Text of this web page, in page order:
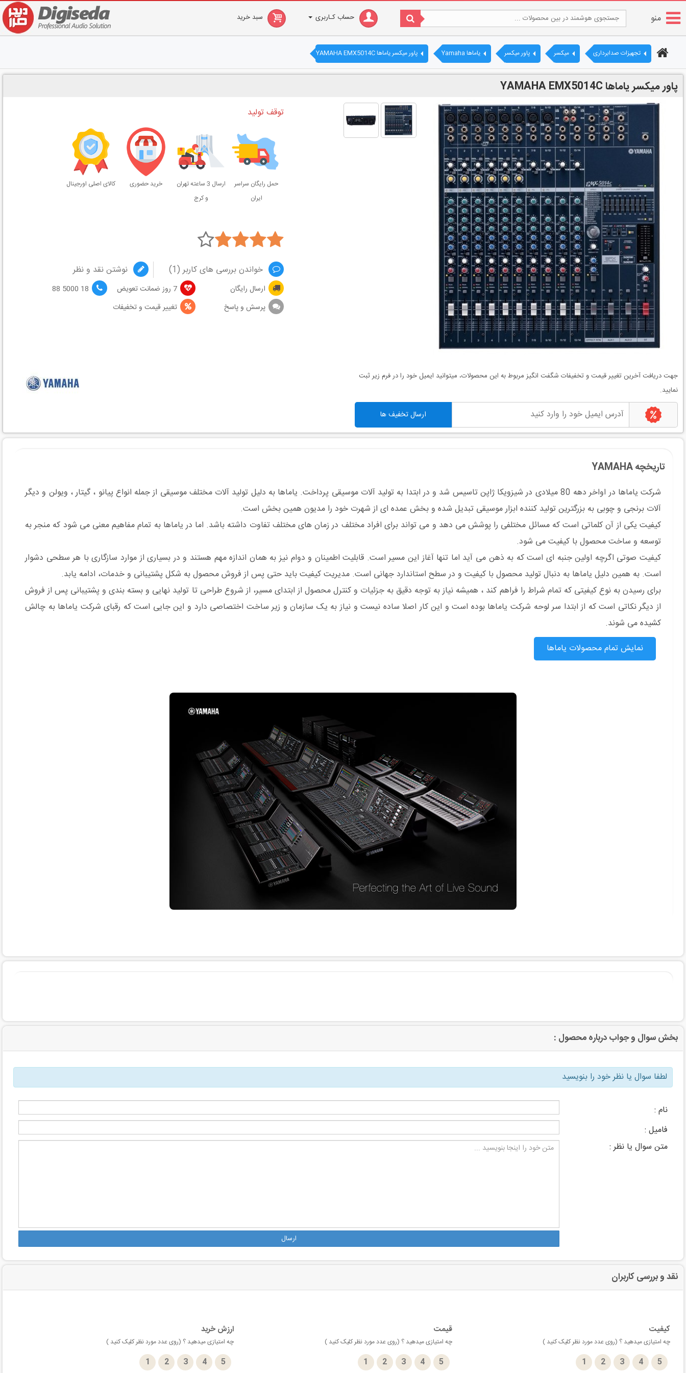
منو حساب کـاربری سبد خرید
تجهیزات صدابرداری میکسر پاور میکسر یاماها Yamaha پاور میکسر یاماها YAMAHA EMX5014C
پاور میکسر یاماها YAMAHA EMX5014C
توقف تولید
حمل رایگان سراسر
ایران
ارسال 3 ساعته تهران
و کرج
خرید حضوری کالای اصلی اورجینال
خواندن بررسی های کاربر (1
) نوشتن نقد و نظر
ارسال رایگان 7 روز ضمانت تعویض
18 5000 88
پرسش و پاسخ
تغییر قیمت و تخفیفات
جهت دریافت آخرین تغییر قیمت و تخفیفات شگفت انگیز مربوط به این محصولات، میتوانید ایمیل خود را در فرم زیر ثبت
نمایید.
تاریخچه YAMAHA
شرکت یاماها در اواخر دهه 80 میلادی در شیزویکا ژاپن تاسیس شد و در ابتدا به تولید آلات موسیقی پرداخت. یاماها به دلیل تولید آلات مختلف موسیقی از جمله انواع پیانو ، گیتار ، ویولن و دیگر
آلات برنجی و چوبی به بزرگترین تولید کننده ابزار موسیقی تبدیل شده و بخش عمده ای از شهرت خود را مدیون همین بخش است.
کیفیت یکی از آن کلماتی است که مسائل مختلفی را پوشش می دهد و می تواند برای افراد مختلف در زمان های مختلف تفاوت داشته باشد. اما در یاماها به تمام مفاهیم معنی می شود که منجر به
توسعه و ساخت محصول با کیفیت می شود.
کیفیت صوتی اگرچه اولین جنبه ای است که به ذهن می آید اما تنها آغاز این مسیر است. قابلیت اطمینان و دوام نیز به همان اندازه مهم هستند و در بسیاری از موارد سازگاری با هر سطحی دشوار
است. به همین دلیل یاماها به دنبال تولید محصول با کیفیت و در سطح استاندارد جهانی است. مدیریت کیفیت باید حتی پس از فروش محصول به شکل پشتیبانی و خدمات، ادامه یابد.
برای رسیدن به نوع کیفیتی که تمام شراط را فراهم کند ، همیشه نیاز به توجه دقیق به جزئیات و کنترل محصول از ابتدای مسیر، از شروع طراحی تا تولید نهایی و بسته بندی و پشتیبانی پس از فروش
از دیگر نکاتی است که از ابتدا سر لوحه شرکت یاماها بوده است و این کار اصلا ساده نیست و نیاز به یک سازمان و زیر ساخت اختصاصی دارد و این جایی است که رقبای شرکت یاماها به چالش
کشیده می شوند.
نمایش تمام محصولات یاماها
بخش سوال و جواب درباره محصول :
لطفا سوال یا نظر خود را بنویسید
نام :
فامیل :
متن سوال یا نظر :
ارسال
نقد و بررسی کاربران
کیفیت
چه امتیازی میدهید ؟ (روی عدد مورد نظر کلیک کنید )
1 2 3 4 5
قیمت
چه امتیازی میدهید ؟ (روی عدد مورد نظر کلیک کنید )
1 2 3 4 5
ارزش خرید
چه امتیازی میدهید ؟ (روی عدد مورد نظر کلیک کنید )
1 2 3 4 5